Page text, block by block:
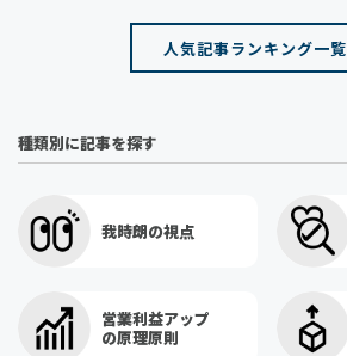
人気記事ランキング一覧
種類別に記事を探す
我時朗の視点
営業利益アップ
の原理原則